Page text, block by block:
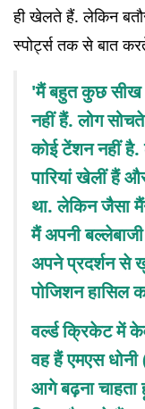
ही खेलते हैं. लेकिन
स्पोर्ट्स तक से बात
'मैं बहुत कुछ सीख
नहीं हैं. लोग
कोई टेंशन नहीं
पारियां खेलीं हैं
था. लेकिन जैसा
मैं अपनी
अपने प्रदर्शन से
पोजिशन हासिल
वर्ल्ड क्रिकेट में
वह हैं एमएस
आगे बढ़ना चाहता